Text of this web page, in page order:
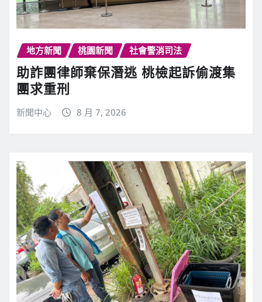
地方新聞 桃園新聞 社會警消司法
助詐團律師棄保潛逃 桃檢起訴偷渡集
團求重刑
新聞中心 8 月 7, 2026